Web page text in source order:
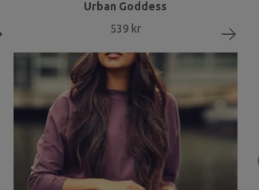
Urban Goddess
539 kr